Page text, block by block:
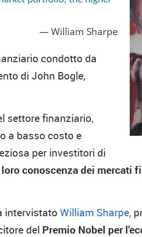
William Sharpe
condotto da
di John Bogle,
settore finanziario,
a basso costo e
per investitori di
conoscenza dei mercati
intervistato William Sharpe,
del Premio Nobel per